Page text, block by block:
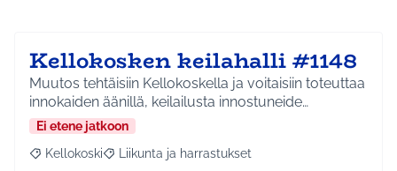
Kellokosken keilahalli #1148
Muutos tehtäisiin Kellokoskella ja voitaisiin toteuttaa
innokaiden äänillä, keilailusta innostuneide…
Ei etene jatkoon
Rajaa tulokset aihepiirin mukaan: Kellokoski
Kellokoski Rajaa tulokset teeman mukaan: Liikunta ja
Liikunta ja harrastukset